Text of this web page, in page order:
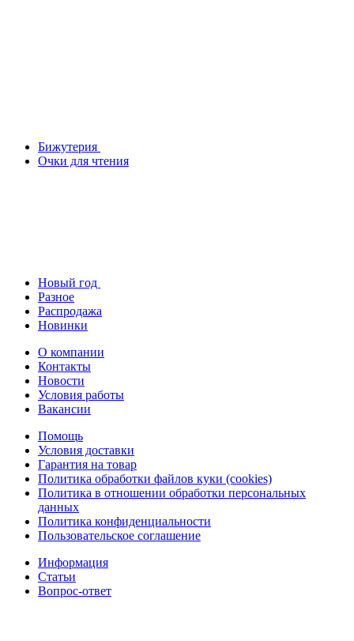
Бижутерия
Очки для чтения
Новый год
Разное
Распродажа
Новинки
О компании
Контакты
Новости
Условия работы
Вакансии
Помощь
Условия доставки
Гарантия на товар
Политика обработки файлов куки (cookies)
Политика в отношении обработки персональных
данных
Политика конфиденциальности
Пользовательское соглашение
Информация
Статьи
Вопрос-ответ